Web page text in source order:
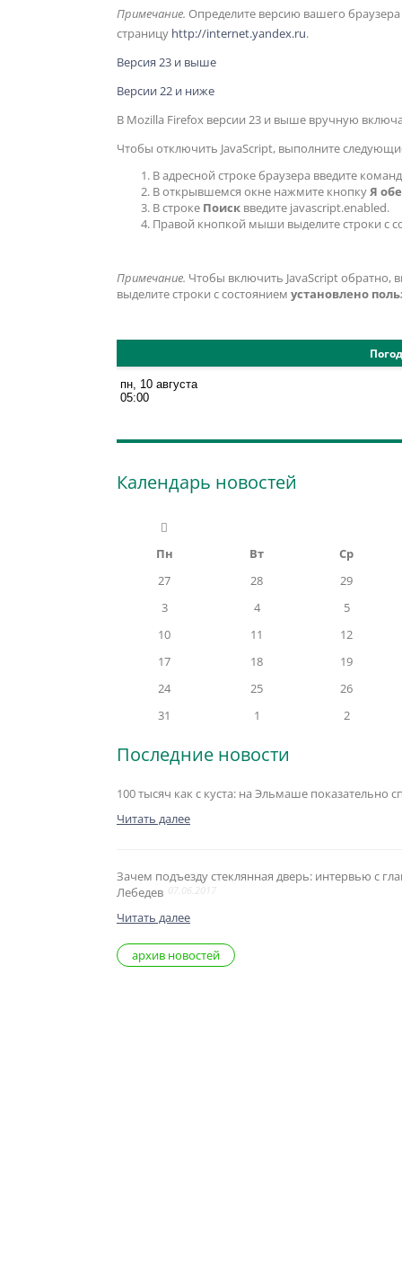
Примечание. Определите версию вашего
страницу http://internet.yandex.ru.
Версия 23 и выше
Версии 22 и ниже
В Mozilla Firefox версии 23 и выше вручную
Чтобы отключить JavaScript, выполните
В адресной строке браузера введите
В открывшемся окне нажмите кнопкуЯ
В строке Поиск введите javascript.enabled.
Правой кнопкой мыши выделите строки с
Примечание. Чтобы включить JavaScript обратно,
выделите строки с состоянием установлено
Календарь новостей
Пн Вт
Ср
27
28
29
3
4
5
10
11
12
17
18
19
24
25
26
31
1 2
Последние новости
100 тысяч как с куста: на Эльмаше показательно
Читать далее
Зачем подъезду стеклянная дверь: интервью с
Лебедев
07.06.2017
Читать далее
архив новостей